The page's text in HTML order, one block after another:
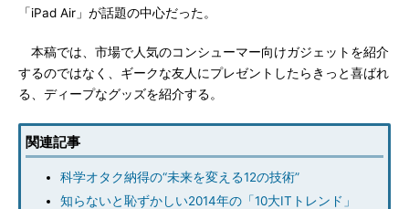
「iPad Air」が話題の中心だった。
本稿では、市場で人気のコンシューマー向けガジェットを紹介
するのではなく、ギークな友人にプレゼントしたらきっと喜ばれ
る、ディープなグッズを紹介する。
関連記事
科学オタク納得の“未来を変える12の技術”
知らないと恥ずかしい2014年の「10大ITトレンド」